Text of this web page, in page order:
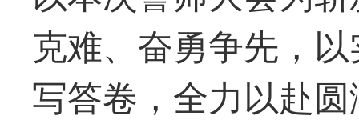
克难、奋勇争先，
写答卷，全力以赴